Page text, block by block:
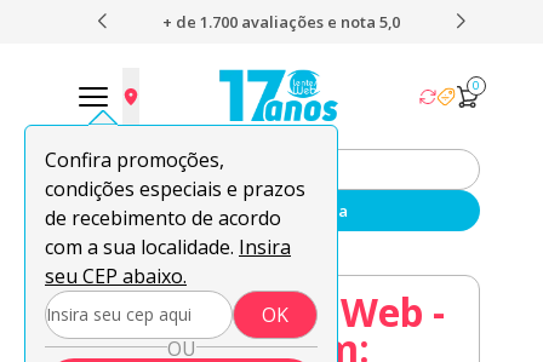
O envio mais rápido do Brasil
Confira promoções,
condições especiais e prazos
de recebimento de acordo
com a sua localidade. Insira
seu CEP abaixo.
OK
OU
0
Enviar sua receita
08.08 Lentes Web -
Acaba em: